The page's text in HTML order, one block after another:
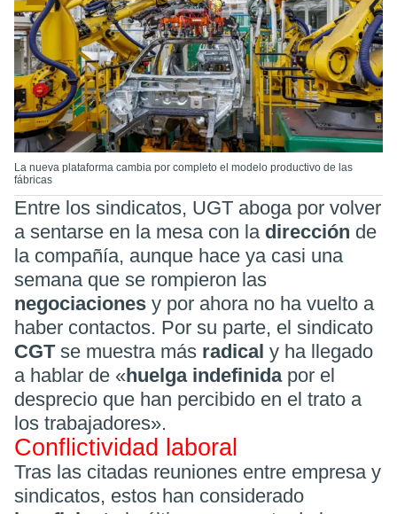
La nueva plataforma cambia por completo el modelo productivo de las
fábricas
Entre los sindicatos, UGT aboga por volver
a sentarse en la mesa con la dirección de
la compañía, aunque hace ya casi una
semana que se rompieron las
negociaciones y por ahora no ha vuelto a
haber contactos. Por su parte, el sindicato
CGT se muestra más radical y ha llegado
a hablar de «huelga indefinida por el
desprecio que han percibido en el trato a
los trabajadores».
Conflictividad laboral
Tras las citadas reuniones entre empresa y
sindicatos, estos han considerado